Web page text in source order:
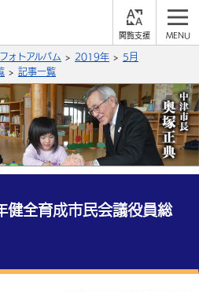
支
背景色
青 白
の大きさ
標準 縮小
YouTube
保険・年金
ォトアルバム 2019年
5月
記事一覧
健全育成市民会議役員総